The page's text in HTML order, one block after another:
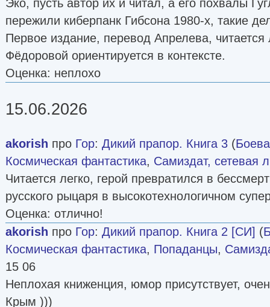
Эко, пусть автор их и читал, а его похвалы
пережили киберпанк Гибсона 1980-х, такие
Первое издание, перевод Апрелева,
Фёдоровой ориентируется в контексте.
Оценка: неплохо
15.06.2026
akorish про Гор: Дикий прапор. Книга 3 (
Космическая фантастика, Самиздат, сетевая
Читается легко, герой превратился в
русского рыцаря в высокотехнологичном
Оценка: отлично!
akorish про Гор: Дикий прапор. Книга 2 [СИ] (
Космическая фантастика, Попаданцы,
15 06
Неплохая книженция, юмор присутствует,
Крым )))